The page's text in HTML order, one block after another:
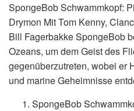
SpongeBob Schwammkopf:
Drymon Mit Tom Kenny,
Bill Fagerbakke SpongeBob
Ozeans, um dem Geist des
gegenüberzutreten, wobei er
und marine Geheimnisse
SpongeBob